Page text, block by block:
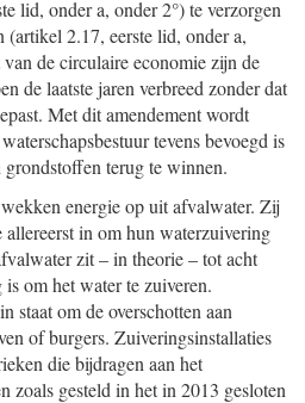
lid, onder a, onder 2°) te verzorgen
(artikel 2.17, eerste lid, onder a,
de circulaire economie zijn de
de laatste jaren verbreed zonder dat
Met dit amendement wordt
tevens bevoegd is
terug te winnen.
energie op uit afvalwater. Zij
allereerst in om hun waterzuivering
zit – in theorie – tot acht
om het water te zuiveren.
staat om de overschotten aan
of burgers. Zuiveringsinstallaties
die bijdragen aan het
zoals gesteld in het in 2013 gesloten